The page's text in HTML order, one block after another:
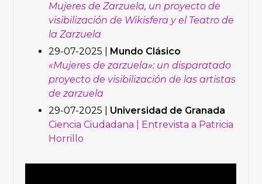
Mujeres de Zarzuela, un proyecto de
visibilización de Wikisfera y el Teatro de
la Zarzuela
29-07-2025 |
Mundo Clásico
«Mujeres de zarzuela»: un disparatado
proyecto de visibilización de las artistas
de zarzuela
29-07-2025 |
Universidad de Granada
Ciencia Ciudadana | Entrevista a Patricia
Horrillo